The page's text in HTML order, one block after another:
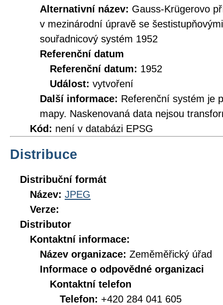
Alternativní název: Gauss-Krügerovo
v mezinárodní úpravě se
souřadnicový systém 1952
Referenční datum
Referenční datum: 1952
Událost: vytvoření
Další informace: Referenční systém je
mapy. Naskenovaná data nejsou
Kód: není v databázi EPSG
Distribuce
Distribuční formát
Název: JPEG
Verze:
Distributor
Kontaktní informace:
Název organizace: Zeměměřický úřad
Informace o odpovědné organizaci
Kontaktní telefon
Telefon: +420 284 041 605